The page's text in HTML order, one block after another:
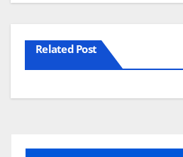
Related Post